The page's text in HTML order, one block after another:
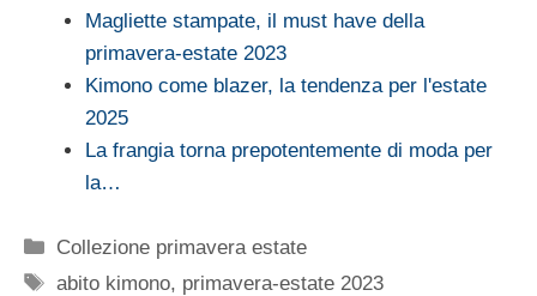
Magliette stampate, il must have della
primavera-estate 2023
Kimono come blazer, la tendenza per l'estate
2025
La frangia torna prepotentemente di moda per
la…
Categorie
Collezione primavera estate
Tag
abito kimono, primavera-estate 2023